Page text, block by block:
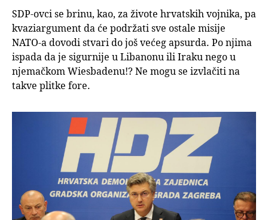
SDP-ovci se brinu, kao, za živote hrvatskih vojnika, pa
kvaziargument da će podržati sve ostale misije
NATO-a dovodi stvari do još većeg apsurda. Po njima
ispada da je sigurnije u Libanonu ili Iraku nego u
njemačkom Wiesbadenu!? Ne mogu se izvlačiti na
takve plitke fore.